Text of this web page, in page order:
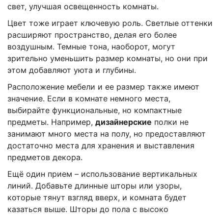
свет, улучшая освещенность комнаты.
Цвет тоже играет ключевую роль. Светлые оттенки
расширяют пространство, делая его более
воздушным. Темные тона, наоборот, могут
зрительно уменьшить размер комнаты, но они при
этом добавляют уюта и глубины.
Расположение мебели и ее размер также имеют
значение. Если в комнате немного места,
выбирайте функциональные, но компактные
предметы. Например, дизайнерские полки не
занимают много места на полу, но предоставляют
достаточно места для хранения и выставления
предметов декора.
Ещё один прием – использование вертикальных
линий. Добавьте длинные шторы или узоры,
которые тянут взгляд вверх, и комната будет
казаться выше. Шторы до пола с высоко